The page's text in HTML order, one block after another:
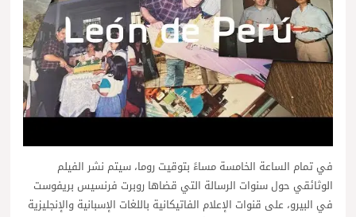
في تمام الساعة الخامسة مساءً بتوقيت روما، سيتم نشر الفيلم
الوثائقي حول سنوات الرسالة التي قضاها روبرت فرنسيس بريفوست
في البيرو، على قنوات الإعلام الفاتيكانية باللغات الإسبانية والإنجليزية